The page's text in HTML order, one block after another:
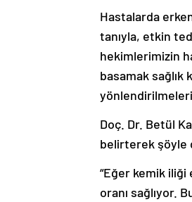
Hastalarda
tanıyla, etkin
hekimlerimizin
basamak
Doç. Dr. Betül
belirterek şöyle
“Eğer kemik iliği
oranı sağlıyor.